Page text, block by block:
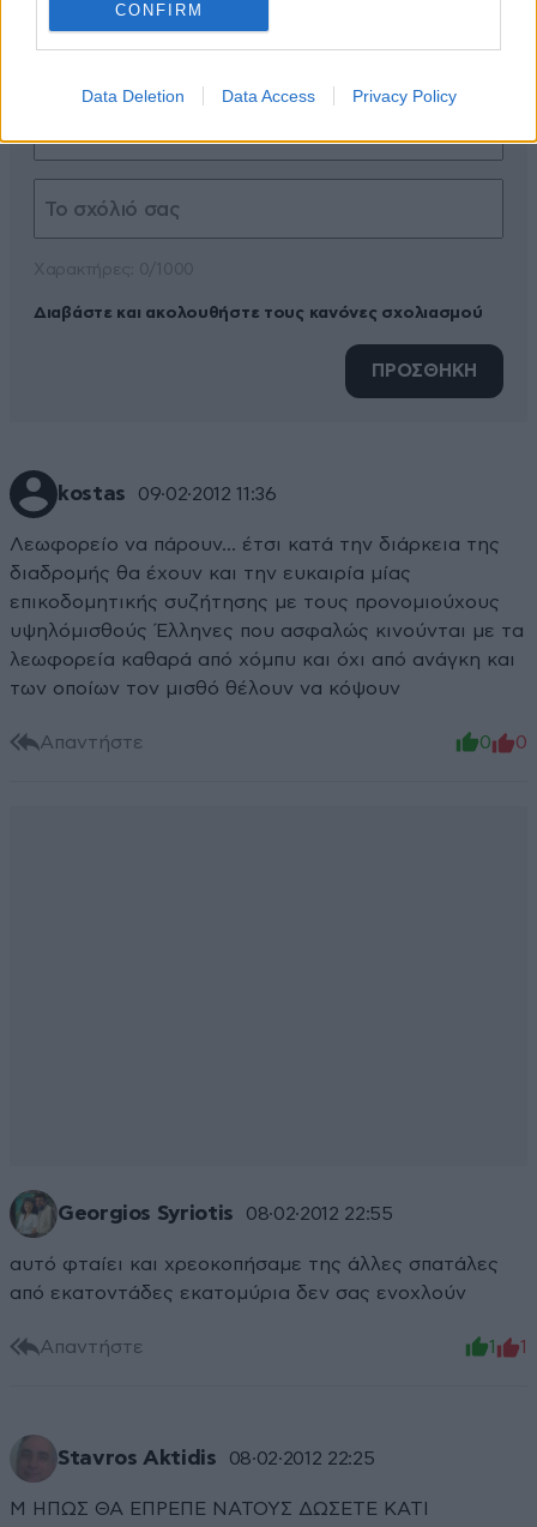
CONFIRM
Data Deletion Data Access Privacy Policy
Διαβάστε και ακολουθήστε τους κανόνες σχολιασμού
ΠΡΟΣΘΗΚΗ
kostas 09·02·2012 11:36
Λεωφορείο να πάρουν... έτσι κατά την διάρκεια της
διαδρομής θα έχουν και την ευκαιρία μίας
επικοδομητικής συζήτησης με τους προνομιούχους
υψηλόμισθούς Έλληνες που ασφαλώς κινούνται με τα
λεωφορεία καθαρά από χόμπυ και όχι από ανάγκη και
των οποίων τον μισθό θέλουν να κόψουν
Απαντήστε 0 0
Georgios Syriotis 08·02·2012 22:55
αυτό φταίει και χρεοκοπήσαμε της άλλες σπατάλες
από εκατοντάδες εκατομύρια δεν σας ενοχλούν
Απαντήστε 1 1
Stavros Aktidis 08·02·2012 22:25
Μ ΗΠΩΣ ΘΑ ΕΠΡΕΠΕ ΝΑΤΟΥΣ ΔΩΣΕΤΕ ΚΑΤΙ